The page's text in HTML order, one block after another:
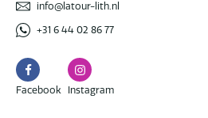
info@latour-lith.nl
+31 6 44 02 86 77
Facebook
Facebook
Instagram
Instagram